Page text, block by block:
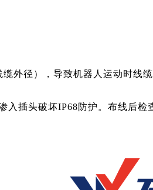
外径），导致机器人运动时线
入插头破坏IP68防护。布线后